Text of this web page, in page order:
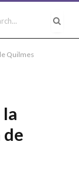
Quilmes